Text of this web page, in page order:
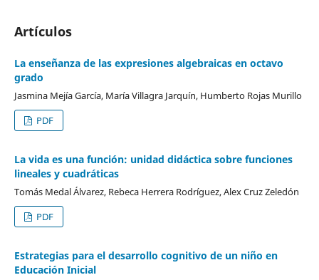
Artículos
La enseñanza de las expresiones algebraicas en octavo
grado
Jasmina Mejía García, María Villagra Jarquín, Humberto Rojas Murillo
PDF
La vida es una función: unidad didáctica sobre funciones
lineales y cuadráticas
Tomás Medal Álvarez, Rebeca Herrera Rodríguez, Alex Cruz Zeledón
PDF
Estrategias para el desarrollo cognitivo de un niño en
Educación Inicial